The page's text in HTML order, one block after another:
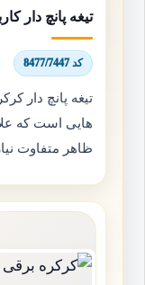
تیغه پانچ دار
کد 8477/7447
تیغه پانچ دار
هایی است که
ظاهر متفاوت